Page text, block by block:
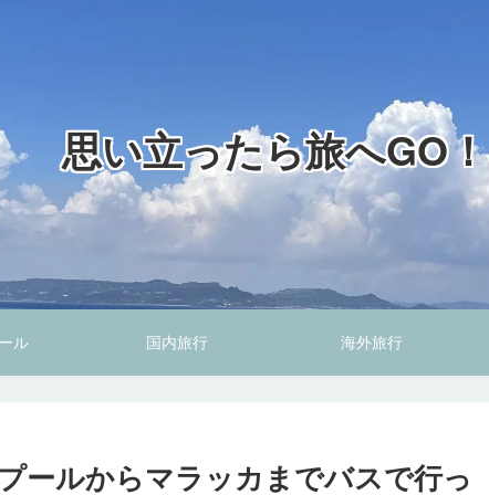
思い立ったら旅へGO！
ル 国内旅行 海外旅行
ールからマラッカまでバスで行っ